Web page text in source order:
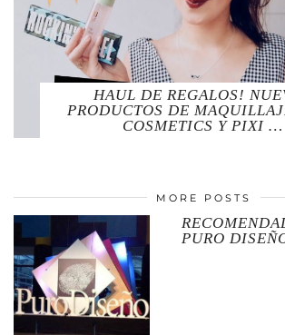
HAUL DE REGALOS!
PRODUCTOS DE
COSMETICS Y PIXI …
MORE POSTS
PURO